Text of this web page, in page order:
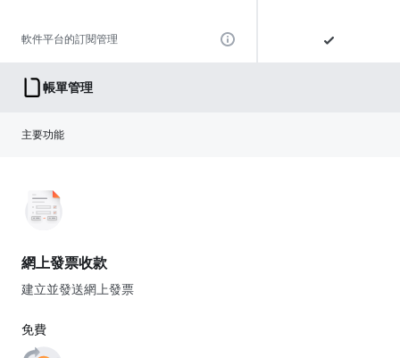
軟件平台的訂閱管理
帳單管理
主要功能
網上發票收款
建立並發送網上發票
免費